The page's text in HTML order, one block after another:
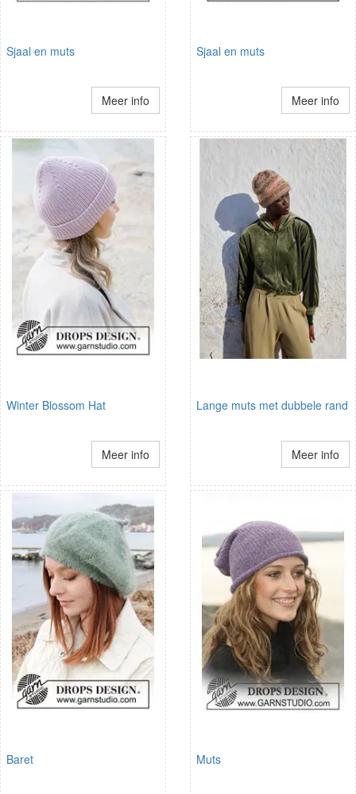
Sjaal en muts
Meer info
Sjaal en muts
Meer info
Winter Blossom Hat
Meer info
Lange muts met dubbele rand
Meer info
Baret Muts